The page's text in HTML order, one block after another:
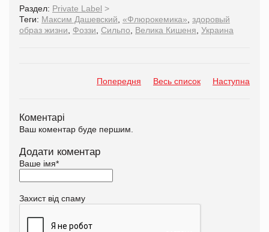
Раздел: Private Label >
Теги: Максим Дашевский «Флюрокемика» здоровый
образ жизни
Фоззи Сильпо Велика Кишеня Украина
Попередня Весь список Наступна
Коментарі
Ваш коментар буде першим.
Додати коментар
Ваше імя*
Захист від спаму